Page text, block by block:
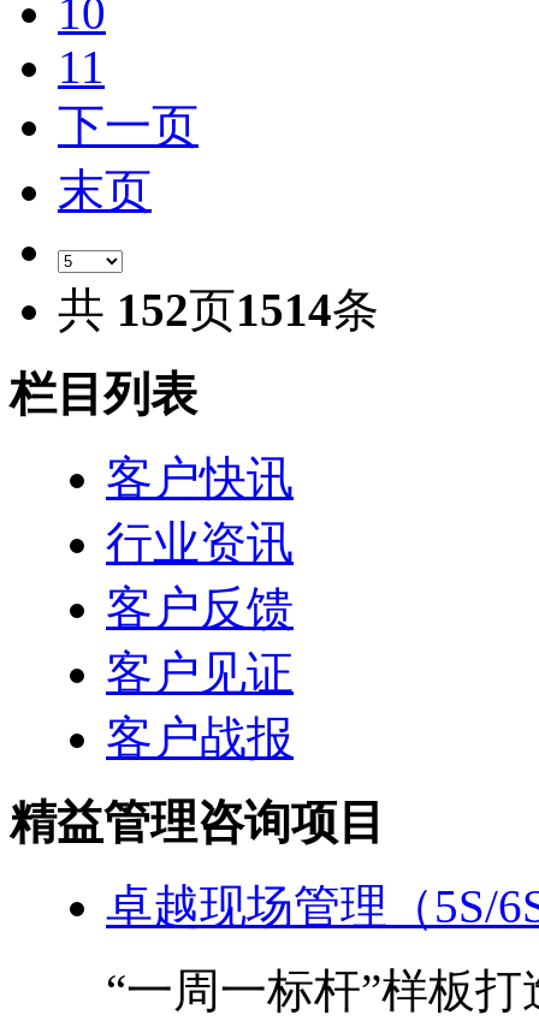
10
11
下一页
末页
共 152页1514条
栏目列表
客户快讯
行业资讯
客户反馈
客户见证
客户战报
精益管理咨询项目
卓越现场管理（5S/
“一周一标杆”样板